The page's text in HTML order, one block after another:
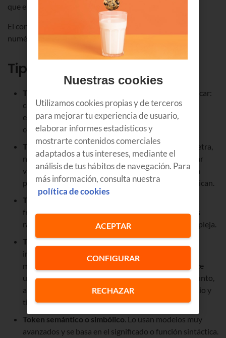
que el modelo procesa internamente.
El conjunto de todos los tokens y su correspondencia
numérica dan lugar al vocabulario del modelo.
Tipos de Token
Token por palabra
. Es el más estándar y fácil de aplicar:
cada palabra es un token. En su contra, no es el más
exacto para palabras complejas, polisémicas o
compuestas.
Token por carácter. Cada carácter individual (sea letra,
número o símbolo) es un token. Es capaz de procesar
vocabularios más extensos, aunque las secuencias a
procesar por los modelos son más largas y se complican.
Token por subpalabra
fragmentos comunes o raíces. Maneja bien palabras
raras o nuevas pero su implementación es más compleja.
Token por byte. Cada byte (o unidad binaria de
información) es un token. Lo utilizan algunos de los
modelos más habituales, como GPT-4, porque ofrece
unas capacidades muy completas para todo el conjunto,
aunque no sea el más optimizado en cuanto a espacio y
tiempos.
Token semántico o simbólico. Lo usan modelos muy
avanzados y se basa en el significado o función sintáctica.
Nuestras cookies
Utilizamos cookies propias y de terceros
para mejorar tu experiencia de usuario,
elaborar informes estadísticos y
mostrarte contenidos comerciales
adaptados a tus intereses, mediante el
análisis de tus hábitos de navegación. Para
más información, consulta nuestra
política de cookies
CONFIGURAR
RECHAZAR
ACEPTAR